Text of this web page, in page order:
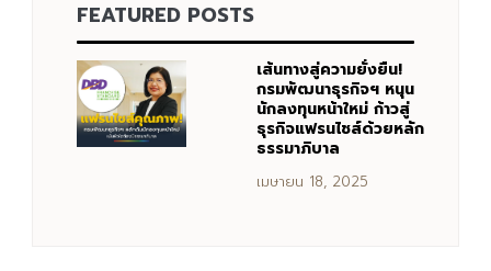
FEATURED POSTS
เส้นทางสู่ความยั่งยืน!
กรมพัฒนาธุรกิจฯ หนุน
นักลงทุนหน้าใหม่ ก้าวสู่
ธุรกิจแฟรนไชส์ด้วยหลัก
ธรรมาภิบาล
เมษายน 18, 2025